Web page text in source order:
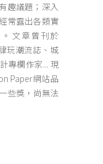
趣議題；深入
常露出各類實
文章曾刊於
玩潮流誌、城
專欄作家... 現
Paper網站品
些獎，尚無法